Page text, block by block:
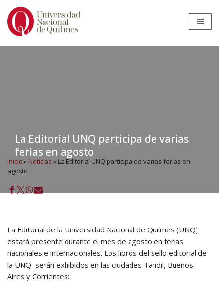
Ir
La Editorial UNQ participa de varias
ferias en agosto
Inicio » Noticias » La Editorial UNQ participa de varias ferias en
agosto
La Editorial de la Universidad Nacional de Quilmes (UNQ)
estará presente durante el mes de agosto en ferias
nacionales e internacionales. Los libros del sello editorial de
la UNQ serán exhibidos en las ciudades Tandil, Buenos
Aires y Corrientes: